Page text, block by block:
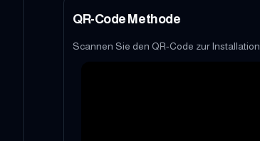
QR-Code Methode
Scannen Sie den QR-Code zur Installation